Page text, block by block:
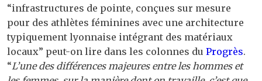
“infrastructures de pointe, conçues sur mesure
pour des athlètes féminines avec une architecture
typiquement lyonnaise intégrant des matériaux
locaux” peut-on lire dans les colonnes du Progrès.
“L’une des différences majeures entre les hommes et